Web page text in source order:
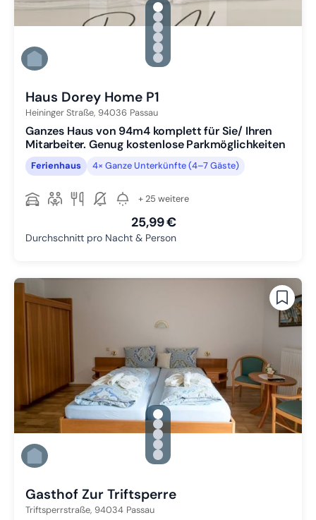
gallery.slide_selector
Zu Slide 1 wechseln
Zu Slide 2 wechseln
Zu Slide 3 wechseln
Zu Slide 4 wechseln
Zu Slide 5 wechseln
Zu Slide 6 wechseln
Haus Dorey Home P1
Heininger Straße, 94036 Passau
Ganzes Haus von 94m4 komplett für Sie/ Ihren
Mitarbeiter. Genug kostenlose Parkmöglichkeiten
Ferienhaus 4× Ganze Unterkünfte (4–7 Gäste)
+ 25 weitere
25,99 €
Durchschnitt pro Nacht & Person
gallery.slide_selector
Zu Slide 1 wechseln
Zu Slide 2 wechseln
Zu Slide 3 wechseln
Zu Slide 4 wechseln
Zu Slide 5 wechseln
Gasthof Zur Triftsperre
Triftsperrstraße, 94034 Passau